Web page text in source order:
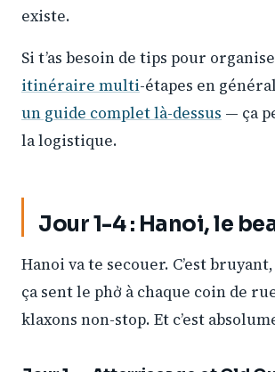
existe.
Si t’as besoin de tips pour
itinéraire multi-étapes en
un guide complet là-dessus — ça
la logistique.
Jour 1-4 : Hanoi, le
Hanoi va te secouer. C’est
ça sent le phở à chaque coin de rue
klaxons non-stop. Et c’est